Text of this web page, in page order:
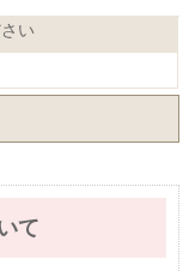
い
て